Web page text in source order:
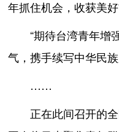
年抓住机会，收获美
“期待台湾青年增强
气，携手续写中华民
正在此间召开的全